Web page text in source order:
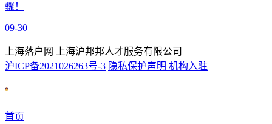
骤！
09-30
上海落户网 上海沪邦邦人才服务有限公司
沪ICP备2021026263号-3 隐私保护声明 机构入驻
首页